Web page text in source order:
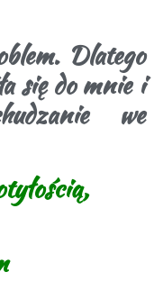
Dlatego
się do mnie i
we